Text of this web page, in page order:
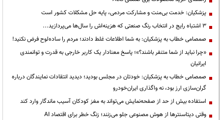
پزشکیان: خدمت بی‌منت و مشارکت مردمی، پایه حل مشکلات کشور است
3 اشتباه رایج در انتخاب رنگ صنعتی که هزینه‌اش را سال‌ها می‌پردازید...
صمصامی خطاب به پزشکیان: به شما اطلاعات غلط دادند؛ مردم را ساده‌لوح فرض نکنید!
«چرا نباید از شما متنفر باشند؟»؛ پاسخ معنادار یک کاربر خارجی به قدرت و توانمندی
ایرانیان
صمصامی خطاب به پزشکیان: خودتان در مجلس بودید؛ دیدید انتقادات نمایندگان درباره
گران‌سازی ارز بود، نه واگذاری ایران‌خودرو
استفاده بیش از حد از صفحه‌نمایش می‌تواند به مغز کودکان آسیب ماندگار وارد کند
وقتی دیتاسنترها از هوش مصنوعی جلو می‌زنند؛ زنگ خطر برای اقتصاد AI